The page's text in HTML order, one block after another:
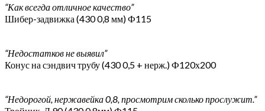
“Как всегда отличное качество”
Шибер-задвижка (430 0,8 мм) Ф115
“Недостатков не выявил”
Конус на сэндвич трубу (430 0,5 + нерж.) Ф120х200
“Недорогой, нержавейка 0,8, просмотрим сколько прослужит.”